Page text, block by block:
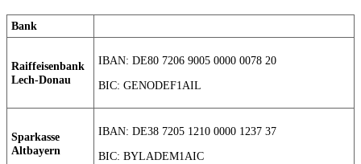
Bank
Raiffeisenbank
Lech-Donau
IBAN: DE80 7206 9005 0000 0078 20
BIC: GENODEF1AIL
Sparkasse
Altbayern
IBAN: DE38 7205 1210 0000 1237 37
BIC: BYLADEM1AIC